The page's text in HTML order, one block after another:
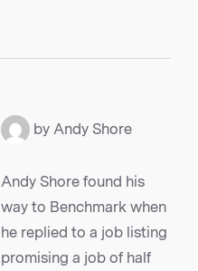
by Andy Shore
Andy Shore found his
way to Benchmark when
he replied to a job listing
promising a job of half